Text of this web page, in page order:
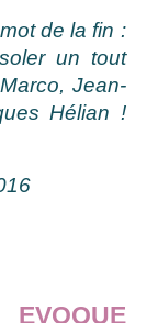
de la fin :
un tout
Jean-
Hélian !